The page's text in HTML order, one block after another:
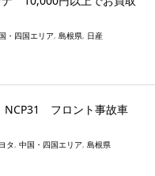
・四国エリア, 島根県, 日産
NCP31 フロント事故車
タ, 中国・四国エリア, 島根県